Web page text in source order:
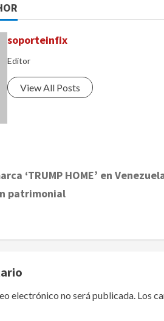
soporteinfix
Editor
View All Posts
‘TRUMP HOME’ en
patrimonial
electrónico no será publicada. Los